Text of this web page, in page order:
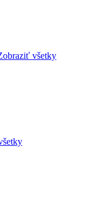
všetky